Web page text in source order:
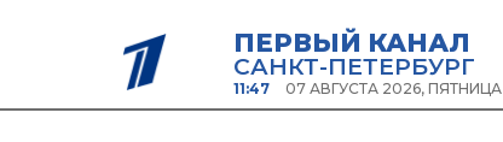
ПЕРВЫЙ КАНАЛ
САНКТ-ПЕТЕРБУРГ
11:47 07 АВГУСТА 2026, ПЯТНИЦА